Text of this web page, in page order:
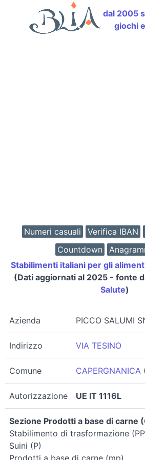
dal 2005
giochi
Numeri casuali Verifica IBAN
Countdown
Stabilimenti italiani per gli
(Dati aggiornati al 2025 - fonte
Salute)
Azienda PICCO SALUMI
Indirizzo VIA TESINO
Comune CAPERGNANICA
Autorizzazione UE IT 1116L
Sezione Prodotti a base di carne
Stabilimento di trasformazione
Suini (P)
Prodotti a base di carne (mp)